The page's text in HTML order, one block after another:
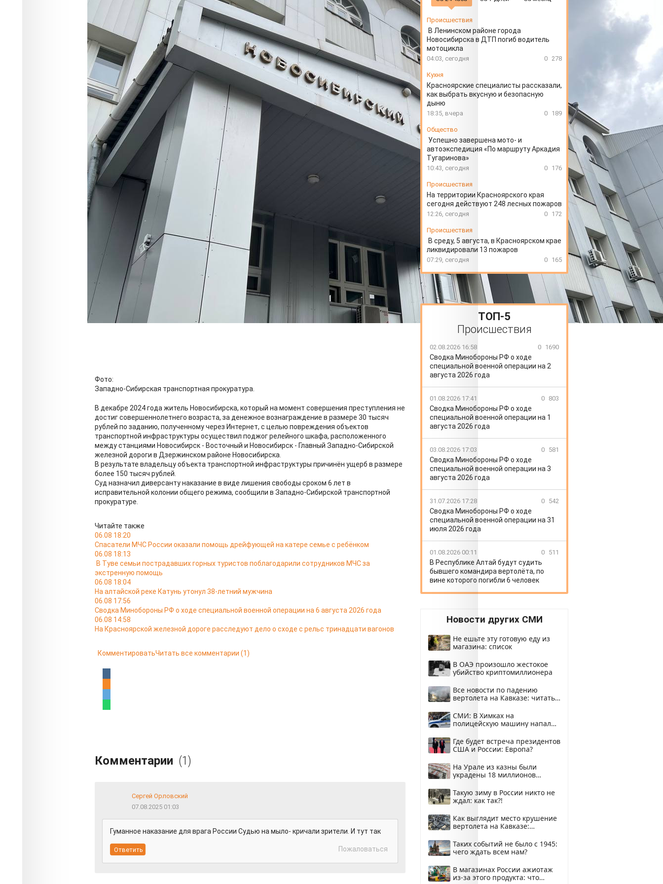
новосибирского диверсанта
Происшествия
06.08.2025 15:03842
1
Фото:
Западно-Сибирская транспортная прокуратура.
В декабре 2024 года житель Новосибирска, который на момент совершения преступления не
достиг совершеннолетнего возраста, за денежное вознаграждение в размере 30 тысяч
рублей по заданию, полученному через Интернет, с целью повреждения объектов
транспортной инфраструктуры осуществил поджог релейного шкафа, расположенного
между станциями Новосибирск - Восточный и Новосибирск - Главный Западно-Сибирской
железной дороги в Дзержинском районе Новосибирска.
В результате владельцу объекта транспортной инфраструктуры причинён ущерб в размере
более 150 тысяч рублей.
Суд назначил диверсанту наказание в виде лишения свободы сроком 6 лет в
исправительной колонии общего режима, сообщили в Западно-Сибирской транспортной
прокуратуре.
Читайте также
06.08 18:20
Спасатели МЧС России оказали помощь дрейфующей на катере семье с ребёнком
06.08 18:13
В Туве семьи пострадавших горных туристов поблагодарили сотрудников МЧС за
экстренную помощь
06.08 18:04
На алтайской реке Катунь утонул 38-летний мужчина
06.08 17:56
Сводка Минобороны РФ о ходе специальной военной операции на 6 августа 2026 года
06.08 14:58
На Красноярской железной дороге расследуют дело о сходе с рельс тринадцати вагонов
КомментироватьЧитать все комментарии (1)
Комментарии (1)
Сергей Орловский
07.08.2025 01:03
Гуманное наказание для врага России Судью на мыло- кричали зрители. И тут так
Пожаловаться
Происшествия
В Ленинском районе города
Новосибирска в ДТП погиб водитель
мотоцикла
04:03, сегодня 0 278
Кухня
Красноярские специалисты рассказали,
как выбрать вкусную и безопасную
дыню
18:35, вчера 0 189
Общество
Успешно завершена мото- и
автоэкспедиция «По маршруту Аркадия
Тугаринова»
10:43, сегодня 0 176
Происшествия
На территории Красноярского края
сегодня действуют 248 лесных пожаров
12:26, сегодня 0 172
Происшествия
В среду, 5 августа, в Красноярском крае
ликвидировали 13 пожаров
07:29, сегодня 0 165
ТОП-5
Происшествия
02.08.2026 16:58 0 1690
Сводка Минобороны РФ о ходе
специальной военной операции на 2
августа 2026 года
01.08.2026 17:41 0 803
Сводка Минобороны РФ о ходе
специальной военной операции на 1
августа 2026 года
03.08.2026 17:03 0 581
Сводка Минобороны РФ о ходе
специальной военной операции на 3
августа 2026 года
31.07.2026 17:28 0 542
Сводка Минобороны РФ о ходе
специальной военной операции на 31
июля 2026 года
01.08.2026 00:11 0 511
В Республике Алтай будут судить
бывшего командира вертолёта, по
вине которого погибли 6 человек
Новости других СМИ
Не ешьте эту готовую еду из
магазина: список
В ОАЭ произошло жестокое
убийство криптомиллионера
Все новости по падению
вертолета на Кавказе: читать
СМИ: В Химках на
полицейскую машину напали
Где будет встреча президентов
США и России: Европа?
На Урале из казны были
украдены 18 миллионов
Такую зиму в России никто не
ждал: как так?!
Как выглядит место крушение
вертолета на Кавказе:
Таких событий не было с 1945:
чего ждать всем нам?
В магазинах России ажиотаж
из-за этого продукта: что